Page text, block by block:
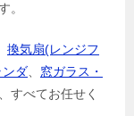
。
換気扇(レンジフ
ンダ、 窓ガラス・
すべてお任せく